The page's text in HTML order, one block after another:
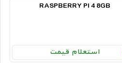
RASPBERRY PI 4 8GB
استعلام قیمت